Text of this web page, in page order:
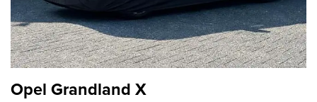
Opel Grandland X